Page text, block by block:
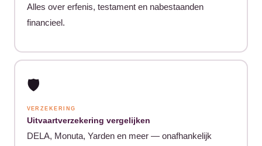
Alles over erfenis, testament en nabestaanden
financieel.
🛡️
VERZEKERING
Uitvaartverzekering vergelijken
DELA, Monuta, Yarden en meer — onafhankelijk